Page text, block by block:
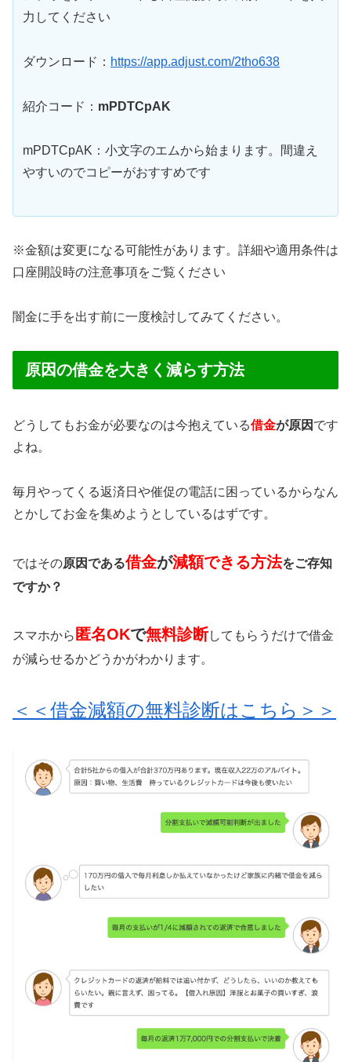
力してください
ダウンロード： https://app.adjust.com/2tho638
紹介コード： mPDTCpAK
mPDTCpAK：小文字のエムから始まります。間違え
やすいのでコピーがおすすめです
※金額は変更になる可能性があります。詳細や適用条件は
口座開設時の注意事項をご覧ください
闇金に手を出す前に一度検討してみてください。
原因の借金を大きく減らす方法
どうしてもお金が必要なのは今抱えている借金が原因 です
よね。
毎月やってくる返済日や催促の電話に困っているからなん
とかしてお金を集めようとしているはずです。
ではその原因である借金が減額できる方法をご存知
ですか？
スマホから 匿名OKで無料診断してもらうだけで借金
が減らせるかどうかがわかります。
＜＜借金減額の無料診断はこちら＞＞